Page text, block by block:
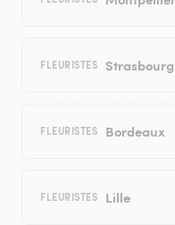
FLEURISTES Strasbourg
FLEURISTES Bordeaux
FLEURISTES Lille